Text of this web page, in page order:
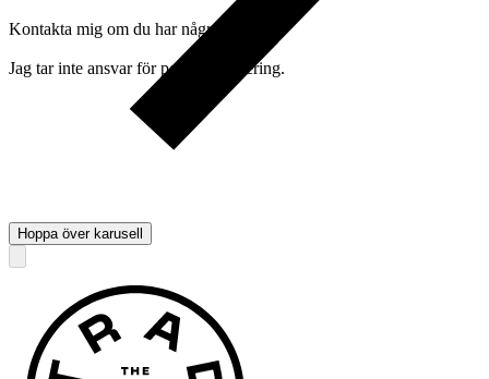
Kontakta mig om du har några frågor.
Jag tar inte ansvar för postens hantering.
Hoppa över karusell